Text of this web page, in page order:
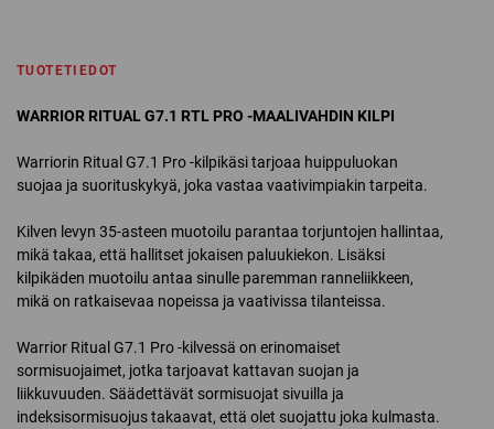
TUOTETIEDOT
WARRIOR RITUAL G7.1 RTL PRO -MAALIVAHDIN KILPI
Warriorin Ritual G7.1 Pro -kilpikäsi tarjoaa huippuluokan
suojaa ja suorituskykyä, joka vastaa vaativimpiakin tarpeita.
Kilven levyn 35-asteen muotoilu parantaa torjuntojen hallintaa,
mikä takaa, että hallitset jokaisen paluukiekon. Lisäksi
kilpikäden muotoilu antaa sinulle paremman ranneliikkeen,
mikä on ratkaisevaa nopeissa ja vaativissa tilanteissa.
Warrior Ritual G7.1 Pro -kilvessä on erinomaiset
sormisuojaimet, jotka tarjoavat kattavan suojan ja
liikkuvuuden. Säädettävät sormisuojat sivuilla ja
indeksisormisuojus takaavat, että olet suojattu joka kulmasta.